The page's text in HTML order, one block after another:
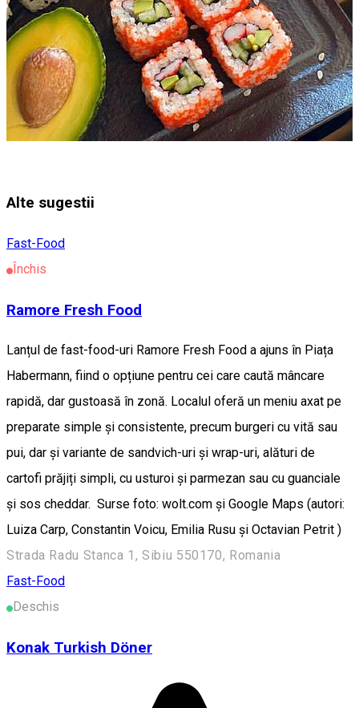
Alte sugestii
Fast-Food
Închis
Ramore Fresh Food
Lanțul de fast-food-uri Ramore Fresh Food a ajuns în Piața
Habermann, fiind o opțiune pentru cei care caută mâncare
rapidă, dar gustoasă în zonă. Localul oferă un meniu axat pe
preparate simple și consistente, precum burgeri cu vită sau
pui, dar și variante de sandvich-uri și wrap-uri, alături de
cartofi prăjiți simpli, cu usturoi și parmezan sau cu guanciale
și sos cheddar. Surse foto: wolt.com și Google Maps (autori:
Luiza Carp, Constantin Voicu, Emilia Rusu și Octavian Petrit )
Strada Radu Stanca 1, Sibiu 550170, Romania
Fast-Food
Deschis
Konak Turkish Döner